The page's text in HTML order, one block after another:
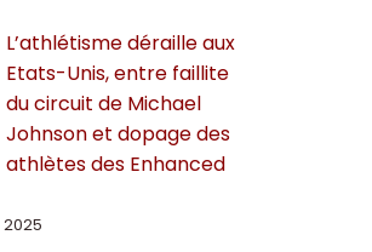
L’athlétisme déraille aux
Etats-Unis, entre faillite
du circuit de Michael
Johnson et dopage des
athlètes des Enhanced